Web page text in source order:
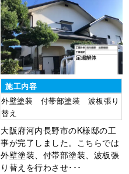
施工内容
外壁塗装 付帯部塗装 波板張り
替え
大阪府河内長野市のK様邸の工
事が完了しました。こちらでは
外壁塗装、付帯部塗装、波板張
り替えを行わさせ･･･